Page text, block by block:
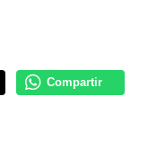
Compartir